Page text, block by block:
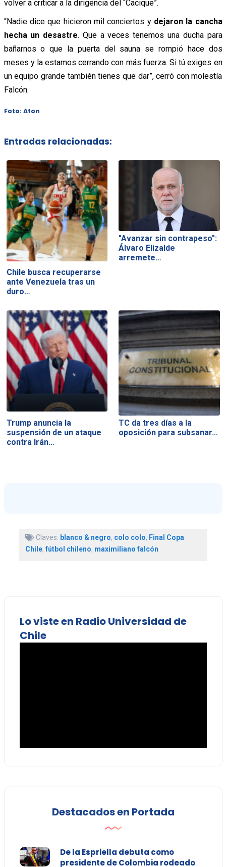
volver a criticar a la dirigencia del “Cacique”.
“Nadie dice que hicieron mil conciertos y dejaron la cancha
hecha un desastre. Que a veces tenemos una ducha para
bañarnos o que la puerta del sauna se rompió hace dos
meses y la estamos cerrando con más fuerza. Si tú exiges en
un equipo grande también tienes que dar”, cerró con molestía
Falcón.
Foto: Aton
Entradas relacionadas:
Chile busca recuperarse
ante Venezuela tras un
duro…
"Avanzar sin contrapeso":
Álvaro Elizalde
arremete…
Trump anuncia la
suspensión de un ataque
contra Irán…
TC da tres días a la
oposición para subsanar…
Claves: blanco & negro, colo colo, Final Copa
Chile,fútbol chileno, maximiliano falcón
Lo viste en Radio Universidad de
Chile
Destacados en Portada
De la Espriella debuta como
presidente de Colombia rodeado